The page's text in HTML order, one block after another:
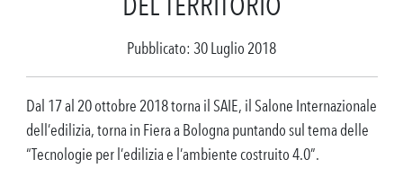
Pubblicato: 30 Luglio 2018
Dal 17 al 20 ottobre 2018 torna il SAIE, il Salone Internazionale
dell’edilizia, torna in Fiera a Bologna puntando sul tema delle
“Tecnologie per l’edilizia e l’ambiente costruito 4.0”.